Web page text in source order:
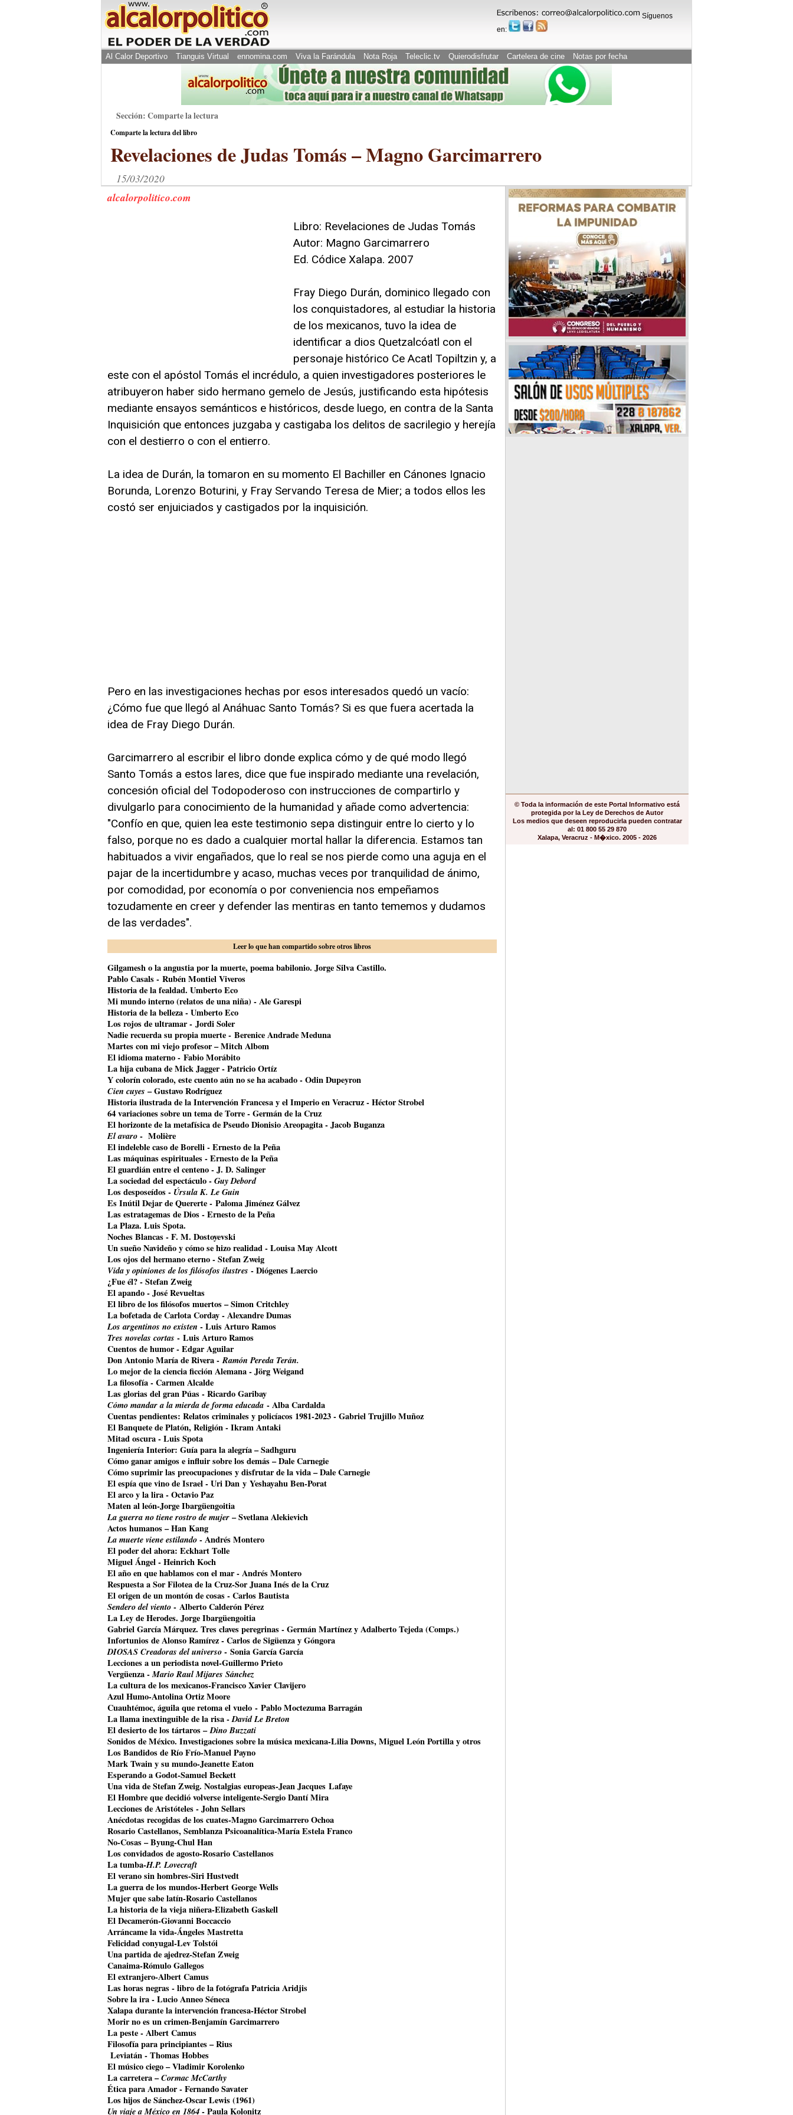
Síguenos
en:
Al Calor Deportivo Tianguis Virtual ennomina.com Viva la Farándula Nota Roja Teleclic.tv Quierodisfrutar Cartelera de cine Notas por fecha
Sección: Comparte la lectura
Comparte la lectura del libro
Revelaciones de Judas Tomás – Magno Garcimarrero
15/03/2020
alcalorpolitico.com
Libro: Revelaciones de Judas Tomás
Autor: Magno Garcimarrero
Ed. Códice Xalapa. 2007
Fray Diego Durán, dominico llegado con
los conquistadores, al estudiar la historia
de los mexicanos, tuvo la idea de
identificar a dios Quetzalcóatl con el
personaje histórico Ce Acatl Topiltzin y, a
este con el apóstol Tomás el incrédulo, a quien investigadores posteriores le
atribuyeron haber sido hermano gemelo de Jesús, justificando esta hipótesis
mediante ensayos semánticos e históricos, desde luego, en contra de la Santa
Inquisición que entonces juzgaba y castigaba los delitos de sacrilegio y herejía
con el destierro o con el entierro.
La idea de Durán, la tomaron en su momento El Bachiller en Cánones Ignacio
Borunda, Lorenzo Boturini, y Fray Servando Teresa de Mier; a todos ellos les
costó ser enjuiciados y castigados por la inquisición.
Pero en las investigaciones hechas por esos interesados quedó un vacío:
¿Cómo fue que llegó al Anáhuac Santo Tomás? Si es que fuera acertada la
idea de Fray Diego Durán.
Garcimarrero al escribir el libro donde explica cómo y de qué modo llegó
Santo Tomás a estos lares, dice que fue inspirado mediante una revelación,
concesión oficial del Todopoderoso con instrucciones de compartirlo y
divulgarlo para conocimiento de la humanidad y añade como advertencia:
"Confío en que, quien lea este testimonio sepa distinguir entre lo cierto y lo
falso, porque no es dado a cualquier mortal hallar la diferencia. Estamos tan
habituados a vivir engañados, que lo real se nos pierde como una aguja en el
pajar de la incertidumbre y acaso, muchas veces por tranquilidad de ánimo,
por comodidad, por economía o por conveniencia nos empeñamos
tozudamente en creer y defender las mentiras en tanto tememos y dudamos
de las verdades".
Leer lo que han compartido sobre otros libros
Gilgamesh o la angustia por la muerte, poema babilonio. Jorge Silva Castillo.
Pablo Casals - Rubén Montiel Viveros
Historia de la fealdad. Umberto Eco
Mi mundo interno (relatos de una niña) - Ale Garespi
Historia de la belleza - Umberto Eco
Los rojos de ultramar - Jordi Soler
Nadie recuerda su propia muerte - Berenice Andrade Meduna
Martes con mi viejo profesor – Mitch Albom
El idioma materno - Fabio Morábito
La hija cubana de Mick Jagger- Patricio Ortíz
Y colorín colorado, este cuento aún no se ha acabado - Odin Dupeyron
Cien cuyes – Gustavo Rodríguez
Historia ilustrada de la Intervención Francesa y el Imperio en Veracruz - Héctor Strobel
64 variaciones sobre un tema de Torre - Germán de la Cruz
El horizonte de la metafísica de Pseudo Dionisio Areopagita - Jacob Buganza
El avaro- Molière
El indeleble caso de Borelli - Ernesto de la Peña
Las máquinas espirituales - Ernesto de la Peña
El guardián entre el centeno - J. D. Salinger
La sociedad del espectáculo -Guy Debord
Los desposeídos - Úrsula K. Le Guin
Es Inútil Dejar de Quererte - Paloma Jiménez Gálvez
Las estratagemas de Dios - Ernesto de la Peña
La Plaza. Luis Spota.
Noches Blancas - F. M. Dostoyevski
Un sueño Navideño y cómo se hizo realidad - Louisa May Alcott
Los ojos del hermano eterno - Stefan Zweig
Vida y opiniones de los filósofos ilustres - Diógenes Laercio
¿Fue él? - Stefan Zweig
El apando - José Revueltas
El libro de los filósofos muertos – Simon Critchley
La bofetada de Carlota Corday - Alexandre Dumas
Los argentinos no existen - Luis Arturo Ramos
Tres novelas cortas - Luis Arturo Ramos
Cuentos de humor - Edgar Aguilar
Don Antonio María de Rivera -Ramón Pereda Terán.
Lo mejor de la ciencia ficción Alemana - Jörg Weigand
La filosofía - Carmen Alcalde
Las glorias del gran Púas - Ricardo Garibay
Cómo mandar a la mierda de forma educada - Alba Cardalda
Cuentas pendientes: Relatos criminales y policíacos 1981-2023 - Gabriel Trujillo Muñoz
El Banquete de Platón, Religión - Ikram Antaki
Mitad oscura - Luis Spota
Ingeniería Interior: Guía para la alegría – Sadhguru
Cómo ganar amigos e influir sobre los demás – Dale Carnegie
Cómo suprimir las preocupaciones y disfrutar de la vida – Dale Carnegie
El espía que vino de Israel - Uri Dan y Yeshayahu Ben-Porat
El arco y la lira - Octavio Paz
Maten al león-Jorge Ibargüengoitia
La guerra no tiene rostro de mujer– Svetlana Alekievich
Actos humanos – Han Kang
La muerte viene estilando- Andrés Montero
El poder del ahora: Eckhart Tolle
Miguel Ángel - Heinrich Koch
El año en que hablamos con el mar - Andrés Montero
Respuesta a Sor Filotea de la Cruz-Sor Juana Inés de la Cruz
El origen de un montón de cosas - Carlos Bautista
Sendero del viento- Alberto Calderón Pérez
La Ley de Herodes. Jorge Ibargüengoitia
Gabriel García Márquez. Tres claves peregrinas - Germán Martínez y Adalberto Tejeda (Comps.)
Infortunios de Alonso Ramírez - Carlos de Sigüenza y Góngora
DIOSAS Creadoras del universo- Sonia García García
Lecciones a un periodista novel-Guillermo Prieto
Vergüenza -Mario Raul Mijares Sánchez
La cultura de los mexicanos-Francisco Xavier Clavijero
Azul Humo-Antolina Ortiz Moore
Cuauhtémoc, águila que retoma el vuelo - Pablo Moctezuma Barragán
La llama inextinguible de la risa -David Le Breton
El desierto de los tártaros –Dino Buzzati
Sonidos de México. Investigaciones sobre la música mexicana-Lilia Downs, Miguel León Portilla y otros
Los Bandidos de Río Frío-Manuel Payno
Mark Twain y su mundo-Jeanette Eaton
Esperando a Godot-Samuel Beckett
Una vida de Stefan Zweig. Nostalgias europeas-Jean Jacques Lafaye
El Hombre que decidió volverse inteligente-Sergio Dantí Mira
Lecciones de Aristóteles - John Sellars
Anécdotas recogidas de los cuates-Magno Garcimarrero Ochoa
Rosario Castellanos, Semblanza Psicoanalítica-María Estela Franco
No-Cosas – Byung-Chul Han
Los convidados de agosto-Rosario Castellanos
La tumba-H.P. Lovecraft
El verano sin hombres-Siri Hustvedt
La guerra de los mundos-Herbert George Wells
Mujer que sabe latín-Rosario Castellanos
La historia de la vieja niñera-Elizabeth Gaskell
El Decamerón-Giovanni Boccaccio
Arráncame la vida-Ángeles Mastretta
Felicidad conyugal-Lev Tolstói
Una partida de ajedrez-Stefan Zweig
Canaima-Rómulo Gallegos
El extranjero-Albert Camus
Las horas negras - libro de la fotógrafa Patricia Aridjis
Sobre la ira - Lucio Anneo Séneca
Xalapa durante la intervención francesa-Héctor Strobel
Morir no es un crimen-Benjamín Garcimarrero
La peste - Albert Camus
Filosofía para principiantes – Rius
Leviatán - Thomas Hobbes
El músico ciego – Vladimir Korolenko
La carretera –Cormac McCarthy
Ética para Amador - Fernando Savater
Los hijos de Sánchez-Oscar Lewis (1961)
Un viaje a México en 1864- Paula Kolonitz
© Toda la información de este Portal Informativo está
protegida por la Ley de Derechos de Autor
Los medios que deseen reproducirla pueden contratar
al: 01 800 55 29 870
Xalapa, Veracruz - M�xico. 2005 - 2026